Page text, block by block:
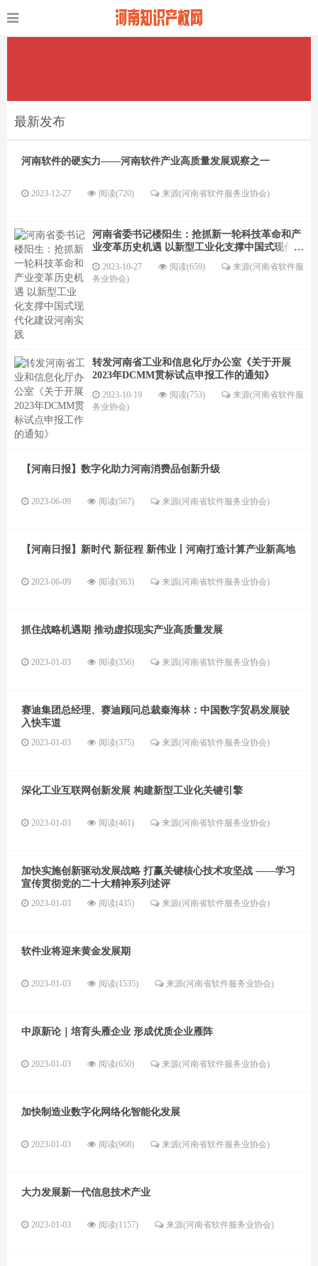
最新发布
河南软件的硬实力——河南软件产业高质量发展观察之一
2023-12-27 阅读(720) 来源(河南省软件服务业协会)
河南省委书记楼阳生：抢抓新一轮科技革命和产
业变革历史机遇 以新型工业化支撑中国式现代化
建设河南实践
2023-10-27 阅读(659)
来源(河南省软件服
务业协会)
转发河南省工业和信息化厅办公室《关于开展
2023年DCMM贯标试点申报工作的通知》
2023-10-19 阅读(753)
来源(河南省软件服
务业协会)
【河南日报】数字化助力河南消费品创新升级
2023-06-09 阅读(567) 来源(河南省软件服务业协会)
【河南日报】新时代 新征程 新伟业丨河南打造计算产业新高地
2023-06-09 阅读(363) 来源(河南省软件服务业协会)
抓住战略机遇期 推动虚拟现实产业高质量发展
2023-01-03 阅读(356) 来源(河南省软件服务业协会)
赛迪集团总经理、赛迪顾问总裁秦海林：中国数字贸易发展驶
入快车道
2023-01-03 阅读(375) 来源(河南省软件服务业协会)
深化工业互联网创新发展 构建新型工业化关键引擎
2023-01-03 阅读(461) 来源(河南省软件服务业协会)
加快实施创新驱动发展战略 打赢关键核心技术攻坚战 ——学习
宣传贯彻党的二十大精神系列述评
2023-01-03 阅读(435) 来源(河南省软件服务业协会)
软件业将迎来黄金发展期
2023-01-03 阅读(1535) 来源(河南省软件服务业协会)
中原新论｜培育头雁企业 形成优质企业雁阵
2023-01-03 阅读(650) 来源(河南省软件服务业协会)
加快制造业数字化网络化智能化发展
2023-01-03 阅读(968) 来源(河南省软件服务业协会)
大力发展新一代信息技术产业
2023-01-03 阅读(1157) 来源(河南省软件服务业协会)